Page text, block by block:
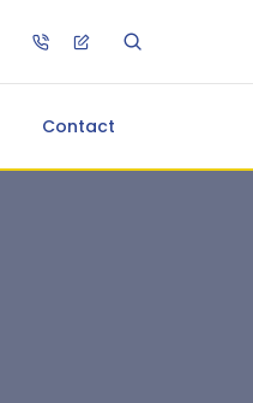
Contact